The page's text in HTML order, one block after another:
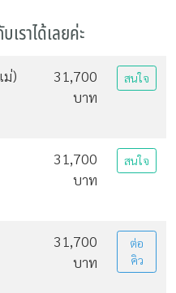
เราได้เลยค่ะ
ม่)
31,700
บาท
สนใจ
31,700
บาท
สนใจ
31,700
บาท
ต่อ
คิว